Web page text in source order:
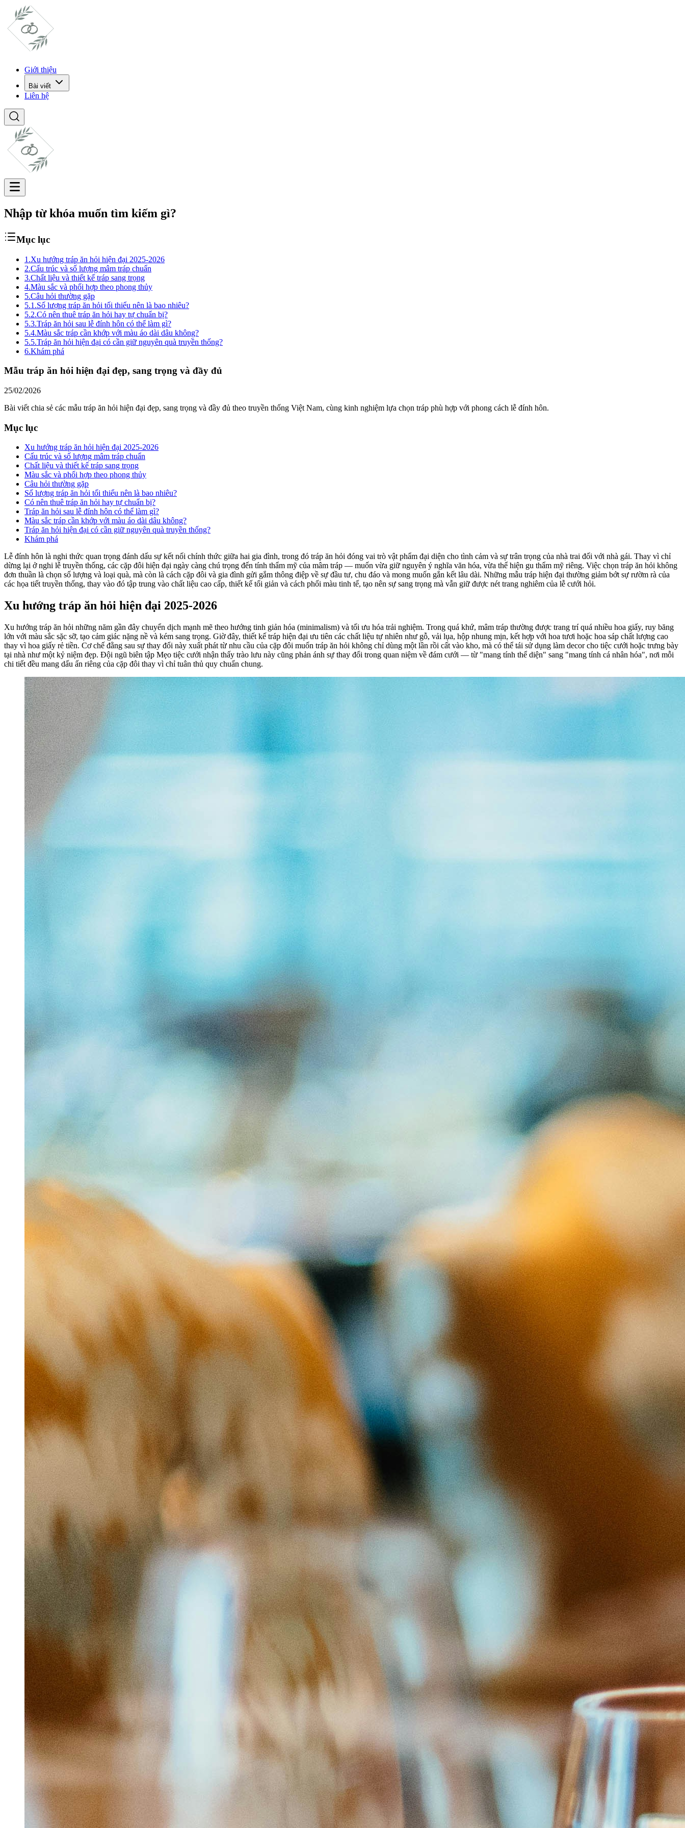
Giới thiệu
Bài viết
Liên hệ
Nhập từ khóa muốn tìm kiếm gì?
Mục lục
1.Xu hướng tráp ăn hỏi hiện đại 2025-2026
2.Cấu trúc và số lượng mâm tráp chuẩn
3.Chất liệu và thiết kế tráp sang trọng
4.Màu sắc và phối hợp theo phong thủy
5.Câu hỏi thường gặp
5.1.Số lượng tráp ăn hỏi tối thiểu nên là bao nhiêu?
5.2.Có nên thuê tráp ăn hỏi hay tự chuẩn bị?
5.3.Tráp ăn hỏi sau lễ đính hôn có thể làm gì?
5.4.Màu sắc tráp cần khớp với màu áo dài dâu không?
5.5.Tráp ăn hỏi hiện đại có cần giữ nguyên quà truyền thống?
6.Khám phá
Mẫu tráp ăn hỏi hiện đại đẹp, sang trọng và đầy đủ
25/02/2026
Bài viết chia sẻ các mẫu tráp ăn hỏi hiện đại đẹp, sang trọng và đầy đủ theo truyền thống Việt Nam, cùng kinh nghiệm lựa chọn tráp phù hợp với phong cách lễ đính hôn.
Mục lục
Xu hướng tráp ăn hỏi hiện đại 2025-2026
Cấu trúc và số lượng mâm tráp chuẩn
Chất liệu và thiết kế tráp sang trọng
Màu sắc và phối hợp theo phong thủy
Câu hỏi thường gặp
Số lượng tráp ăn hỏi tối thiểu nên là bao nhiêu?
Có nên thuê tráp ăn hỏi hay tự chuẩn bị?
Tráp ăn hỏi sau lễ đính hôn có thể làm gì?
Màu sắc tráp cần khớp với màu áo dài dâu không?
Tráp ăn hỏi hiện đại có cần giữ nguyên quà truyền thống?
Khám phá
Lễ đính hôn là nghi thức quan trọng đánh dấu sự kết nối chính thức giữa hai gia đình, trong đó tráp ăn hỏi đóng vai trò vật phẩm đại diện cho tình cảm và sự trân trọng của nhà trai đối với nhà gái. Thay vì chỉ
dừng lại ở nghi lễ truyền thống, các cặp đôi hiện đại ngày càng chú trọng đến tính thẩm mỹ của mâm tráp — muốn vừa giữ nguyên ý nghĩa văn hóa, vừa thể hiện gu thẩm mỹ riêng. Việc chọn tráp ăn hỏi không
đơn thuần là chọn số lượng và loại quà, mà còn là cách cặp đôi và gia đình gửi gắm thông điệp về sự đầu tư, chu đáo và mong muốn gắn kết lâu dài. Những mẫu tráp hiện đại thường giảm bớt sự rườm rà của
các họa tiết truyền thống, thay vào đó tập trung vào chất liệu cao cấp, thiết kế tối giản và cách phối màu tinh tế, tạo nên sự sang trọng mà vẫn giữ được nét trang nghiêm của lễ cưới hỏi.
Xu hướng tráp ăn hỏi hiện đại 2025-2026
Xu hướng tráp ăn hỏi những năm gần đây chuyển dịch mạnh mẽ theo hướng tinh giản hóa (minimalism) và tối ưu hóa trải nghiệm. Trong quá khứ, mâm tráp thường được trang trí quá nhiều hoa giấy, ruy băng
lớn với màu sắc sặc sỡ, tạo cảm giác nặng nề và kém sang trọng. Giờ đây, thiết kế tráp hiện đại ưu tiên các chất liệu tự nhiên như gỗ, vải lụa, hộp nhung mịn, kết hợp với hoa tươi hoặc hoa sáp chất lượng cao
thay vì hoa giấy rẻ tiền. Cơ chế đằng sau sự thay đổi này xuất phát từ nhu cầu của cặp đôi muốn tráp ăn hỏi không chỉ dùng một lần rồi cất vào kho, mà có thể tái sử dụng làm decor cho tiệc cưới hoặc trưng bày
tại nhà như một kỷ niệm đẹp. Đội ngũ biên tập Mẹo tiệc cưới nhận thấy trào lưu này cũng phản ánh sự thay đổi trong quan niệm về đám cưới — từ "mang tính thể diện" sang "mang tính cá nhân hóa", nơi mỗi
chi tiết đều mang dấu ấn riêng của cặp đôi thay vì chỉ tuân thủ quy chuẩn chung.